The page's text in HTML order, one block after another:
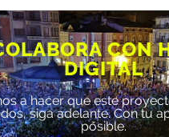
CON
DIGITAL
a hacer que este
siga adelante. Con tu
posible.